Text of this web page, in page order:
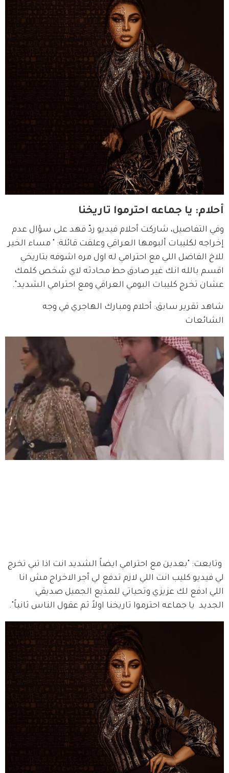
أحلام: يا جماعه احترموا تاريخنا
وفي التفاصيل، شاركت أحلام فيديو ردّ فهد على سؤال عدم
إخراجه لكليبات ألبومها العراقي وعلقت قائلة: " مساء الخير
للاخ الفاضل اللي مع احترامي له اول مره اشوفه بتاريخي
اقسم بالله انك غير صادق حط محادثه لاي شخص كلمك
عشان تخرج كليبات البومي العراقي ومع احترامي الشديد".
شاهد تقرير سابق: أحلام ومبارك الهاجري في وجه
الشائعات
وتابعت: "بعدين مع احترامي ايضاً الشديد انت اذا تبي تخرج
لي فيديو كليب انت اللي لازم تدفع لي أجر الاخراج مش انا
اللي ادفع لك عزيزي وتحياتي للمذيع الجميل صديقي
الجديد  يا جماعه احترموا تاريخنا اولاً ثم عقول الناس ثانياً".